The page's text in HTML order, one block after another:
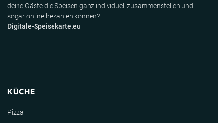
deine Gäste die Speisen ganz individuell zusammenstellen und
sogar online bezahlen können?
Digitale-Speisekarte.eu
KÜCHE
Pizza